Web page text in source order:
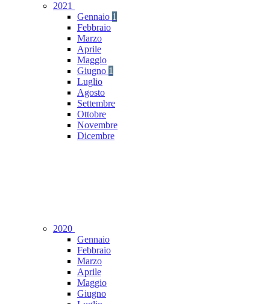
2021
Gennaio 1
Febbraio
Marzo
Aprile
Maggio
Giugno 1
Luglio
Agosto
Settembre
Ottobre
Novembre
Dicembre
2020
Gennaio
Febbraio
Marzo
Aprile
Maggio
Giugno